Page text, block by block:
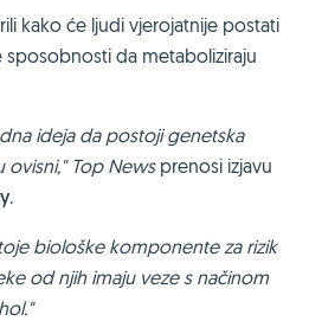
kako će ljudi vjerojatnije postati
da metaboliziraju
ideja da postoji genetska
Top Newsprenosi izjavu
.
biološke komponente za rizik
od njih imaju veze s načinom